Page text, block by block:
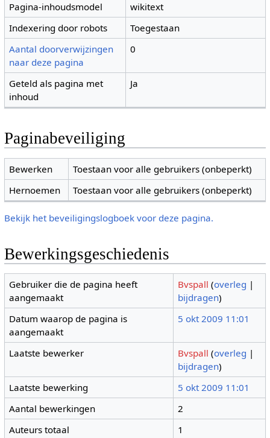
Pagina-inhoudsmodel
wikitext
Indexering door robots
Toegestaan
Aantal doorverwijzingen
naar deze pagina
0
Geteld als pagina met
inhoud
Ja
Paginabeveiliging
Bewerken
Toestaan voor alle gebruikers (onbeperkt)
Hernoemen
Toestaan voor alle gebruikers (onbeperkt)
Bekijk het beveiligingslogboek voor deze pagina.
Bewerkingsgeschiedenis
Gebruiker die de pagina heeft
aangemaakt
Bvspall (overleg |
bijdragen)
Datum waarop de pagina is
aangemaakt
5 okt 2009 11:01
Laatste bewerker Bvspall (overleg |
bijdragen)
Laatste bewerking
5 okt 2009 11:01
Aantal bewerkingen
2
Auteurs totaal
1